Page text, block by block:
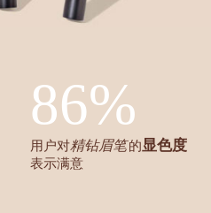
86%
用户对精钻眉笔 的显色度
表示满意